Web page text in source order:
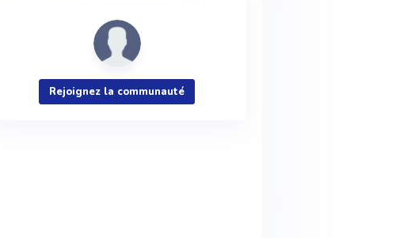
Rejoignez la communauté